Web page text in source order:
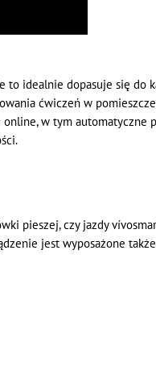
to idealnie dopasuje się do
ćwiczeń w
w tym automatyczne
pieszej, czy jazdy
jest wyposażone